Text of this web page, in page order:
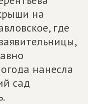
на
где
нанесла
сад